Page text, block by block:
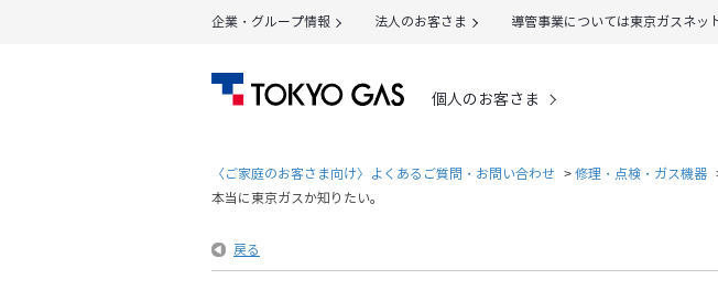
企業・グループ情報 法人のお客さま 導管事業については東京ガスネッ
個人のお客さま
〈ご家庭のお客さま向け〉よくあるご質問・お問い合わせ >修理・点検・ガス機器
本当に東京ガスか知りたい。
戻る